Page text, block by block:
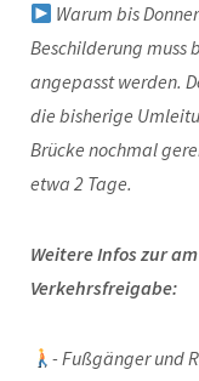
Warum bis
Beschilderung muss
angepasst werden.
die bisherige
Brücke nochmal
etwa 2 Tage.
Weitere Infos zur
Verkehrsfreigabe:
- Fußgänger und